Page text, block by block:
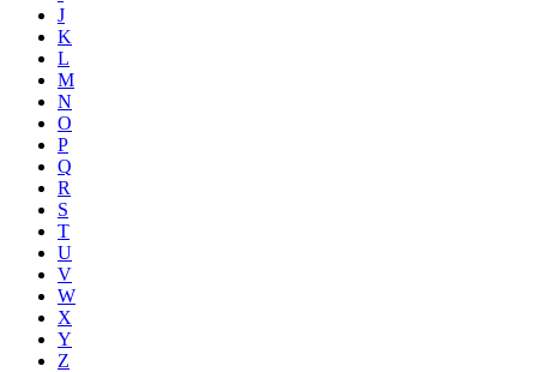
J
K
L
M
N
O
P
Q
R
S
T
U
V
W
X
Y
Z